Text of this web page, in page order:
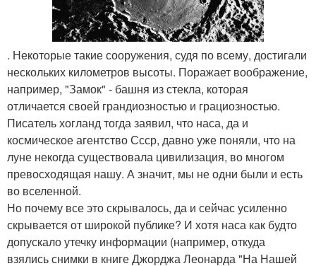
. Некоторые такие сооружения, судя по всему, достигали
нескольких километров высоты. Поражает воображение,
например, "Замок" - башня из стекла, которая
отличается своей грандиозностью и грациозностью.
Писатель хогланд тогда заявил, что наса, да и
космическое агентство Ссср, давно уже поняли, что на
луне некогда существовала цивилизация, во многом
превосходящая нашу. А значит, мы не одни были и есть
во вселенной.
Но почему все это скрывалось, да и сейчас усиленно
скрывается от широкой публике? И хотя наса как будто
допускало утечку информации (например, откуда
взялись снимки в книге Джорджа Леонарда "На Нашей